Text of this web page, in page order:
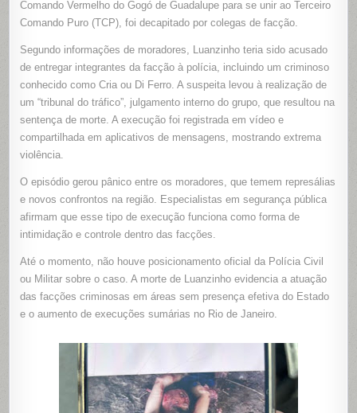
ACUSADO
NO
RIO
Comando Vermelho do Gogó de Guadalupe para se unir ao Terceiro
Comando Puro (TCP), foi decapitado por colegas de facção.
Segundo informações de moradores, Luanzinho teria sido acusado
de entregar integrantes da facção à polícia, incluindo um criminoso
conhecido como Cria ou Di Ferro. A suspeita levou à realização de
um “tribunal do tráfico”, julgamento interno do grupo, que resultou na
sentença de morte. A execução foi registrada em vídeo e
compartilhada em aplicativos de mensagens, mostrando extrema
violência.
O episódio gerou pânico entre os moradores, que temem represálias
e novos confrontos na região. Especialistas em segurança pública
afirmam que esse tipo de execução funciona como forma de
intimidação e controle dentro das facções.
Até o momento, não houve posicionamento oficial da Polícia Civil
ou Militar sobre o caso. A morte de Luanzinho evidencia a atuação
das facções criminosas em áreas sem presença efetiva do Estado
e o aumento de execuções sumárias no Rio de Janeiro.